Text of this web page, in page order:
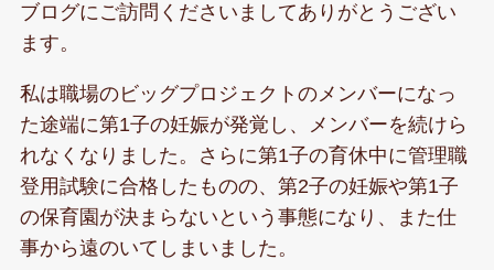
ブログにご訪問くださいましてありがとうござい
ます。
私は職場のビッグプロジェクトのメンバーになっ
た途端に第1子の妊娠が発覚し、メンバーを続けら
れなくなりました。さらに第1子の育休中に管理職
登用試験に合格したものの、第2子の妊娠や第1子
の保育園が決まらないという事態になり、また仕
事から遠のいてしまいました。